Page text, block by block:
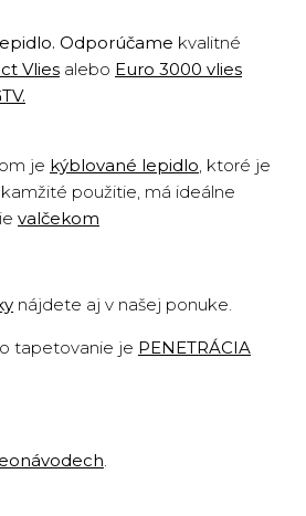
Odporúčame kvalitné
Vlies alebo Euro 3000 vlies
.
je kýblované lepidlo, ktoré je
použitie, má ideálne
valčekom
nájdete aj v našej ponuke.
tapetovanie je PENETRÁCIA
.